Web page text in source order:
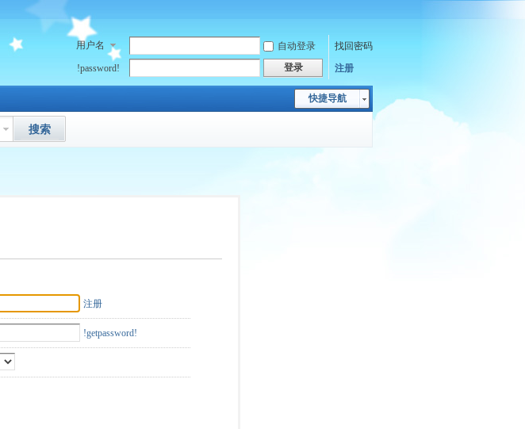
用户名 自动登录
找回密码
!password!
登录 注册
快捷导航
搜索
注册
!getpassword!